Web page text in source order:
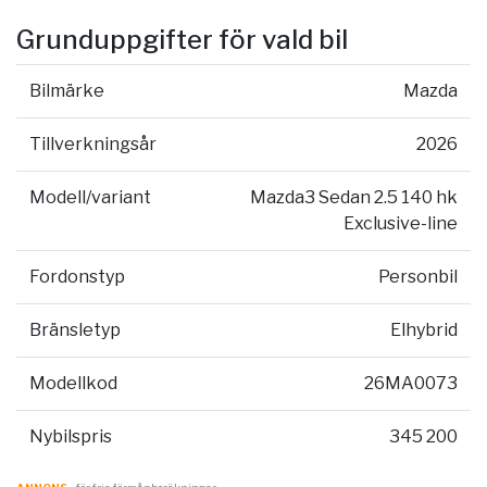
Grunduppgifter för vald bil
Bilmärke Mazda
Tillverkningsår 2026
Modell/variant
Mazda3 Sedan 2.5 140 hk
Exclusive-line
Fordonstyp Personbil
Bränsletyp Elhybrid
Modellkod 26MA0073
Nybilspris 345 200